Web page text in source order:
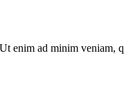
enim ad minim veniam,